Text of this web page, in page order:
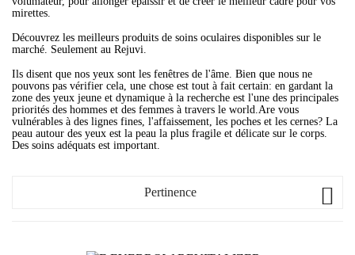
mirettes.
Découvrez les meilleurs produits de soins oculaires disponibles sur le
marché. Seulement au Rejuvi.
Ils disent que nos yeux sont les fenêtres de l'âme. Bien que nous ne
pouvons pas vérifier cela, une chose est tout à fait certain: en gardant la
zone des yeux jeune et dynamique à la recherche est l'une des principales
priorités des hommes et des femmes à travers le world.Are vous
vulnérables à des lignes fines, l'affaissement, les poches et les cernes? La
peau autour des yeux est la peau la plus fragile et délicate sur le corps.
Des soins adéquats est important.
Pertinence 